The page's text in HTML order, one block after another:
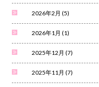
2026年2月 (5)
2026年1月 (1)
2025年12月 (7)
2025年11月 (7)